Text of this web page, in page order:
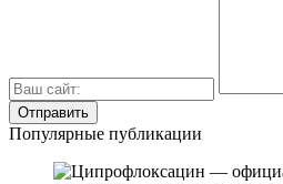
Популярные публикации